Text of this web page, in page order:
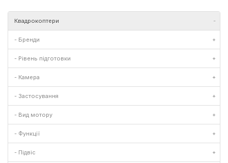
Квадрокоптери -
- Бренди +
- Рівень підготовки +
- Камера +
- Застосування +
- Вид мотору +
- Функції +
- Підвіс +